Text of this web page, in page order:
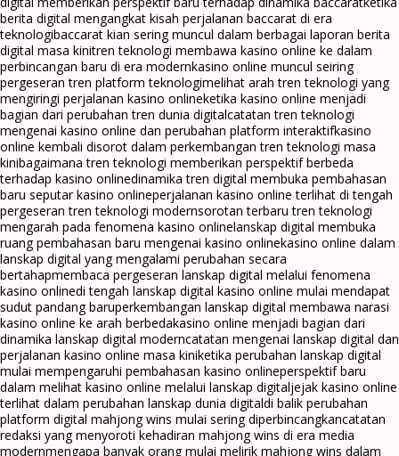
berita digital mengangkat kisah perjalanan baccarat di era
teknologibaccarat kian sering muncul dalam berbagai laporan berita
digital masa kinitren teknologi membawa kasino online ke dalam
perbincangan baru di era modernkasino online muncul seiring
pergeseran tren platform teknologimelihat arah tren teknologi yang
mengiringi perjalanan kasino onlineketika kasino online menjadi
bagian dari perubahan tren dunia digitalcatatan tren teknologi
mengenai kasino online dan perubahan platform interaktifkasino
online kembali disorot dalam perkembangan tren teknologi masa
kinibagaimana tren teknologi memberikan perspektif berbeda
terhadap kasino onlinedinamika tren digital membuka pembahasan
baru seputar kasino onlineperjalanan kasino online terlihat di tengah
pergeseran tren teknologi modernsorotan terbaru tren teknologi
mengarah pada fenomena kasino onlinelanskap digital membuka
ruang pembahasan baru mengenai kasino onlinekasino online dalam
lanskap digital yang mengalami perubahan secara
bertahapmembaca pergeseran lanskap digital melalui fenomena
kasino onlinedi tengah lanskap digital kasino online mulai mendapat
sudut pandang baruperkembangan lanskap digital membawa narasi
kasino online ke arah berbedakasino online menjadi bagian dari
dinamika lanskap digital moderncatatan mengenai lanskap digital dan
perjalanan kasino online masa kiniketika perubahan lanskap digital
mulai mempengaruhi pembahasan kasino onlineperspektif baru
dalam melihat kasino online melalui lanskap digitaljejak kasino online
terlihat dalam perubahan lanskap dunia digitaldi balik perubahan
platform digital mahjong wins mulai sering diperbincangkancatatan
redaksi yang menyoroti kehadiran mahjong wins di era media
modernmengapa banyak orang mulai melirik mahjong wins dalam